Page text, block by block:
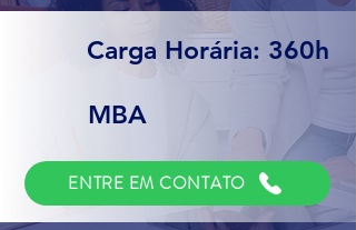
Carga Horária: 360h
MBA
ENTRE EM CONTATO